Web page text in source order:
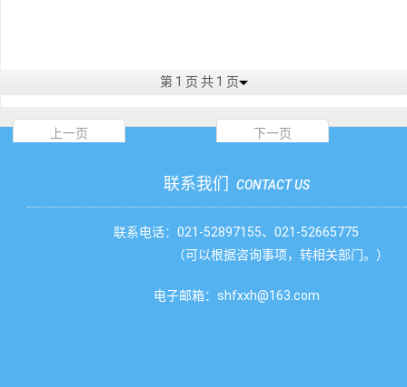
第 1 页 共 1 页
上一页 下一页
联系我们 CONTACT US
联系电话：021-52897155、021-52665775
（可以根据咨询事项，转相关部门。）
电子邮箱：shfxxh@163.com